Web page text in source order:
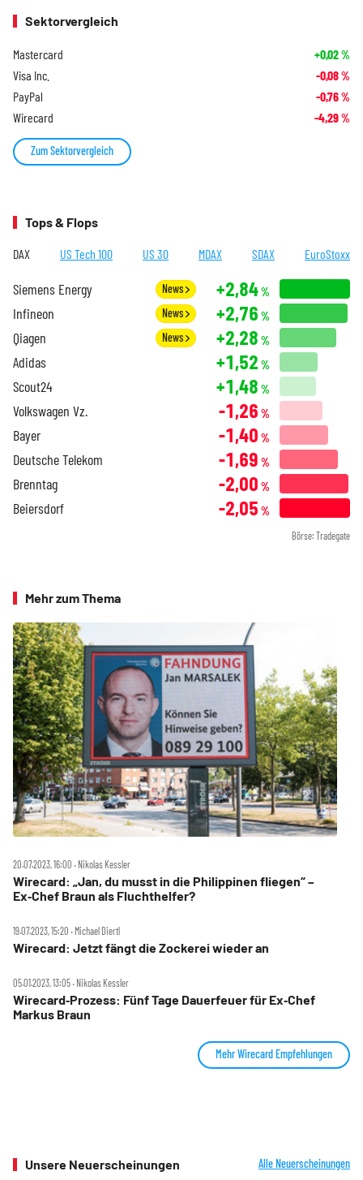
Sektorvergleich
Mastercard +0,02%
Visa Inc. -0,08%
PayPal -0,76%
Wirecard -4,29%
Zum Sektorvergleich
Tops & Flops
DAX US Tech 100 US 30 MDAX SDAX EuroStoxx
Siemens Energy News +2,84%
Infineon News +2,76 %
Qiagen News +2,28 %
Adidas +1,52 %
Scout24 +1,48 %
Volkswagen Vz. -1,26 %
Bayer -1,40 %
Deutsche Telekom -1,69 %
Brenntag -2,00 %
Beiersdorf -2,05 %
Börse: Tradegate
Mehr zum Thema
20.07.2023, 16:00 ‧ Nikolas Kessler
Wirecard: „Jan, du musst in die Philippinen fliegen“ –
Ex‑Chef Braun als Fluchthelfer?
19.07.2023, 15:20 ‧ Michael Diertl
Wirecard: Jetzt fängt die Zockerei wieder an
05.01.2023, 13:05 ‧ Nikolas Kessler
Wirecard‑Prozess: Fünf Tage Dauerfeuer für Ex‑Chef
Markus Braun
Mehr Wirecard Empfehlungen
Unsere Neuerscheinungen Alle Neuerscheinungen